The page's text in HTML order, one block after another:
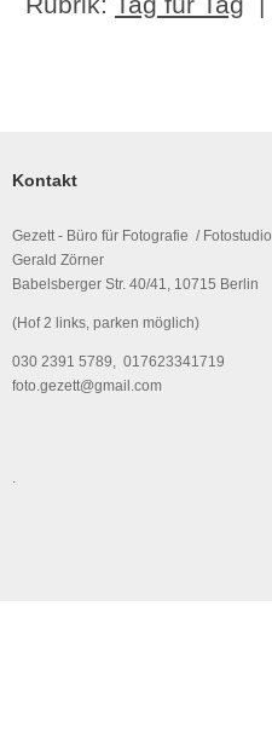
Kontakt
Gezett - Büro für Fotografie / Fotostudio
Gerald Zörner
Babelsberger Str. 40/41, 10715 Berlin
(Hof 2 links, parken möglich)
030 2391 5789, 017623341719
foto.gezett@gmail.com
.